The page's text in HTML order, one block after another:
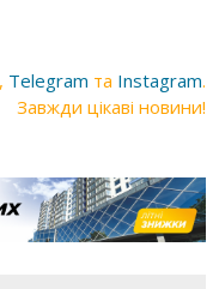
Telegram та Instagram.
Завжди цікаві новини!